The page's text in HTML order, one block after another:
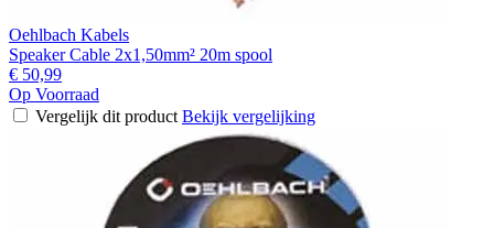
Oehlbach Kabels
Speaker Cable 2x1,50mm² 20m spool
€ 50,99
Op Voorraad
Vergelijk dit product Bekijk vergelijking